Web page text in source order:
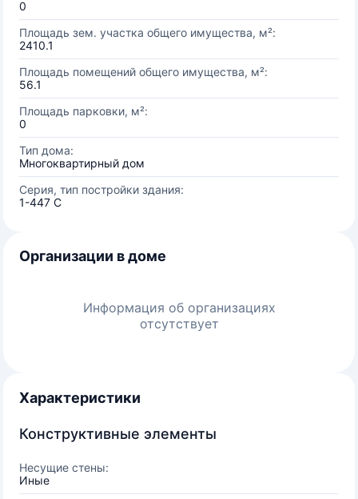
0
Площадь зем. участка общего имущества, м²:
2410.1
Площадь помещений общего имущества, м²:
56.1
Площадь парковки, м²:
0
Тип дома:
Многоквартирный дом
Серия, тип постройки здания:
1-447 С
Организации в доме
Информация об организациях
отсутствует
Характеристики
Конструктивные элементы
Несущие стены:
Иные